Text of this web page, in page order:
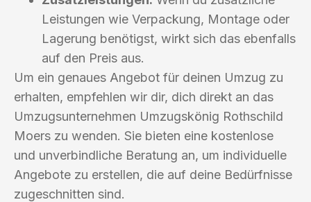
Leistungen wie Verpackung, Montage oder
Lagerung benötigst, wirkt sich das ebenfalls
auf den Preis aus.
Um ein genaues Angebot für deinen Umzug zu
erhalten, empfehlen wir dir, dich direkt an das
Umzugsunternehmen Umzugskönig Rothschild
Moers zu wenden. Sie bieten eine kostenlose
und unverbindliche Beratung an, um individuelle
Angebote zu erstellen, die auf deine Bedürfnisse
zugeschnitten sind.